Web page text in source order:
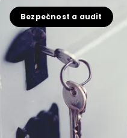
Bezpečnost a audit